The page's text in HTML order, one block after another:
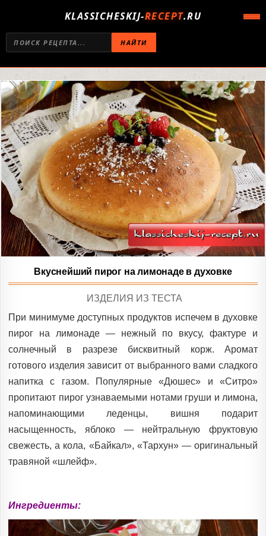
KLASSICHESKIJ-RECEPT.RU
НАЙТИ
Вкуснейший пирог на лимонаде в духовке
POSTED
ИЗДЕЛИЯ ИЗ ТЕСТА
При минимуме доступных продуктов испечем в духовке
пирог на лимонаде — нежный по вкусу, фактуре и
солнечный в разрезе бисквитный корж. Аромат
готового изделия зависит от выбранного вами сладкого
напитка с газом. Популярные «Дюшес» и «Ситро»
пропитают пирог узнаваемыми нотами груши и лимона,
напоминающими леденцы, вишня подарит
насыщенность, яблоко — нейтральную фруктовую
свежесть, а кола, «Байкал», «Тархун» — оригинальный
травяной «шлейф».
Ингредиенты: